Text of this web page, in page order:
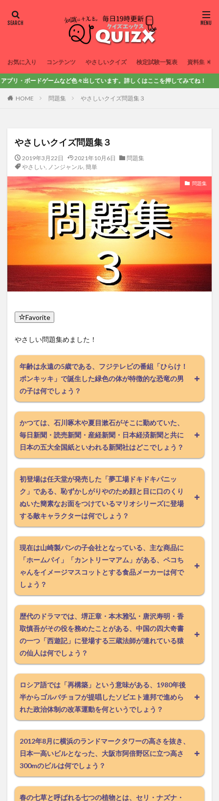
お気に入り コンテンツ やさしいクイズ 検定試験一覧表 資料集
ど色々出しています。詳しくはここを押してみてね！
HOME 問題集 やさしいクイズ問題集３
やさしいクイズ問題集３
2019年3月22日 2021年10月6日
問題集
やさしい, ノンジャンル, 簡単
問題集
Favorite
やさしい問題集めました！
年齢は永遠の5歳である、フジテレビの番組「ひらけ！
ポンキッキ」で誕生した緑色の体が特徴的な恐竜の男
の子は何でしょう？
かつては、石川啄木や夏目漱石がそこに勤めていた、
毎日新聞・読売新聞・産経新聞・日本経済新聞と共に
日本の五大全国紙といわれる新聞社はどこでしょう？
初登場は任天堂が発売した「夢工場ドキドキパニッ
ク」である、恥ずかしがりやのため顔と目に口のくり
ぬいた簡素なお面をつけているマリオシリーズに登場
する敵キャラクターは何でしょう？
現在は山崎製パンの子会社となっている、主な商品に
「ホームパイ」「カントリーマアム」がある、ペコち
ゃんをイメージマスコットとする食品メーカーは何で
しょう？
歴代のドラマでは、堺正章・本木雅弘・唐沢寿明・香
取慎吾がその役を務めたことがある、中国の四大奇書
の一つ「西遊記」に登場する三蔵法師が連れている猿
の仙人は何でしょう？
ロシア語では「再構築」という意味がある、1980年後
半からゴルバチョフが提唱したソビエト連邦で進めら
れた政治体制の改革運動を何というでしょう？
2012年8月に横浜のランドマークタワーの高さを抜き、
日本一高いビルとなった、大阪市阿倍野区に立つ高さ
300mのビルは何でしょう？
春の七草と呼ばれる七つの植物とは、セリ・ナズナ・